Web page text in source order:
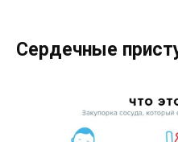
Сердечные